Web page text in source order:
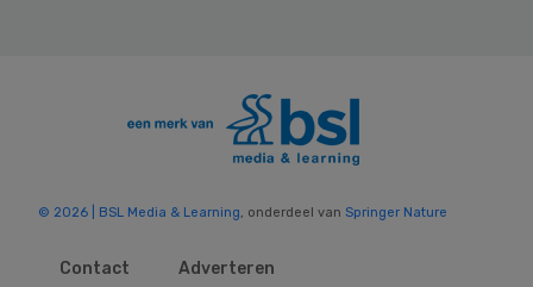
© 2026 | BSL Media & Learning, onderdeel van Springer Nature
Contact Adverteren